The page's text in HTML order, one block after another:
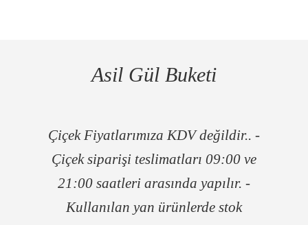
Asil Gül Buketi
Çiçek Fiyatlarımıza KDV değildir.. -
Çiçek siparişi teslimatları 09:00 ve
21:00 saatleri arasında yapılır. -
Kullanılan yan ürünlerde stok